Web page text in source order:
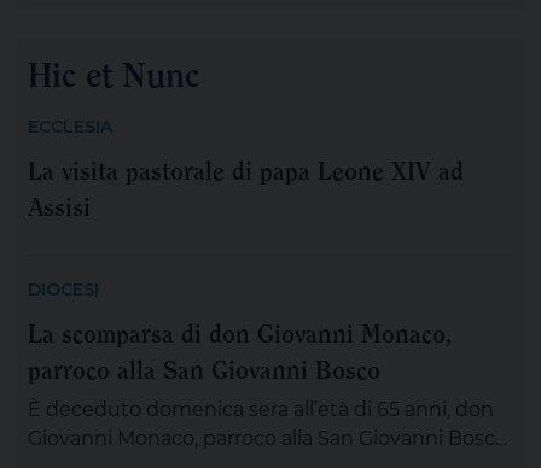
“popolo giovane” proveniente dal nostro
credenti, tra […]
Hic et Nunc
ECCLESIA
La visita pastorale di papa Leone XIV ad
Assisi
DIOCESI
La scomparsa di don Giovanni Monaco,
parroco alla San Giovanni Bosco
È deceduto domenica sera all’età di 65 anni, don
Giovanni Monaco, parroco alla San Giovanni Bosco.